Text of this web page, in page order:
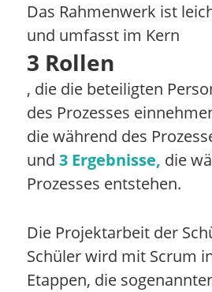
Das Rahmenwerk ist
und umfasst im Kern
3 Rollen
, die die beteiligten
des Prozesses
die während des
und 3 Ergebnisse, die
Prozesses entstehen.
Die Projektarbeit der
Schüler wird mit Scrum
Etappen, die